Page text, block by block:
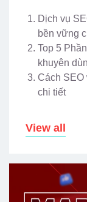
Dịch vụ
bền vững
Top 5
khuyên
Cách SEO
chi tiết
View all